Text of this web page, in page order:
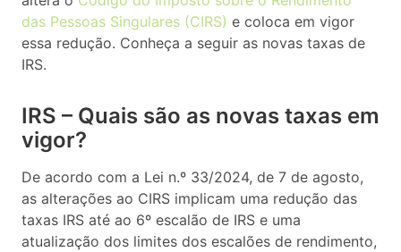
das Pessoas Singulares (CIRS) e coloca em vigor
essa redução. Conheça a seguir as novas taxas de
IRS.
IRS – Quais são as novas taxas em
vigor?
De acordo com a Lei n.º 33/2024, de 7 de agosto,
as alterações ao CIRS implicam uma redução das
taxas IRS até ao 6º escalão de IRS e uma
atualização dos limites dos escalões de rendimento,